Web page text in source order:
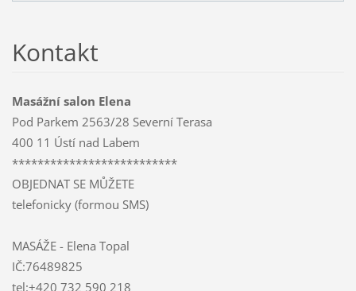
Kontakt
Masážní salon Elena
Pod Parkem 2563/28 Severní Terasa
400 11 Ústí nad Labem
**************************
OBJEDNAT SE MŮŽETE
telefonicky (formou SMS)
MASÁŽE - Elena Topal
IČ:76489825
tel:+420 732 590 218